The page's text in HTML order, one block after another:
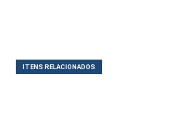
ITENS RELACIONADOS